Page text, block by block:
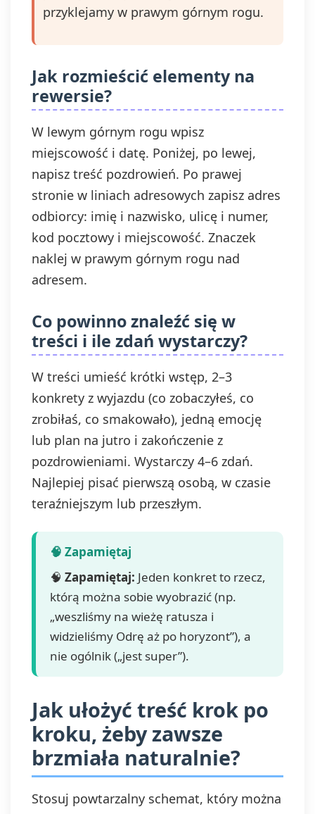
przyklejamy w prawym górnym rogu.
Jak rozmieścić elementy na
rewersie?
W lewym górnym rogu wpisz
miejscowość i datę. Poniżej, po lewej,
napisz treść pozdrowień. Po prawej
stronie w liniach adresowych zapisz adres
odbiorcy: imię i nazwisko, ulicę i numer,
kod pocztowy i miejscowość. Znaczek
naklej w prawym górnym rogu nad
adresem.
Co powinno znaleźć się w
treści i ile zdań wystarczy?
W treści umieść krótki wstęp, 2–3
konkrety z wyjazdu (co zobaczyłeś, co
zrobiłaś, co smakowało), jedną emocję
lub plan na jutro i zakończenie z
pozdrowieniami. Wystarczy 4–6 zdań.
Najlepiej pisać pierwszą osobą, w czasie
teraźniejszym lub przeszłym.
🧠 Zapamiętaj: Jeden konkret to rzecz,
którą można sobie wyobrazić (np.
„weszliśmy na wieżę ratusza i
widzieliśmy Odrę aż po horyzont”), a
nie ogólnik („jest super”).
Jak ułożyć treść krok po
kroku, żeby zawsze
brzmiała naturalnie?
Stosuj powtarzalny schemat, który można